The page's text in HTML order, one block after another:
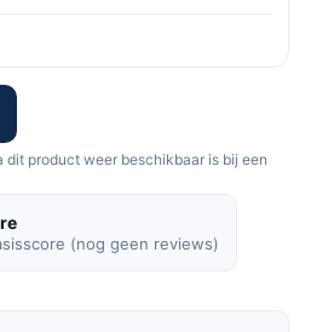
dit product weer beschikbaar is bij een
(nog geen reviews)